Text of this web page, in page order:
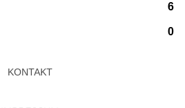
6
0
KONTAKT